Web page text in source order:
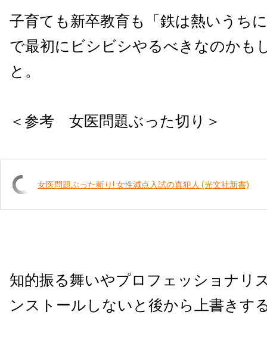
子育ても新卒教育も「鉄は熱いうち
で最初にビシビシやるべきなのかも
と。
＜参考 女医問題ぶった切り＞
女医問題ぶった斬り! 女性減点入試の真犯人 (光文社新書)
知的振る舞いやプロフェッショナリ
ンストールしないと後から上書きす